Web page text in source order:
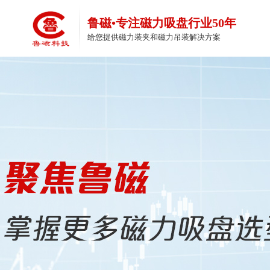
鲁磁•专注磁力吸盘行业50年
给您提供磁力装夹和磁力吊装解决方案